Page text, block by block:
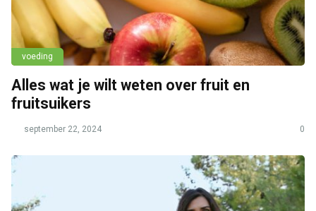
voeding
Alles wat je wilt weten over fruit en
fruitsuikers
september 22, 2024 0